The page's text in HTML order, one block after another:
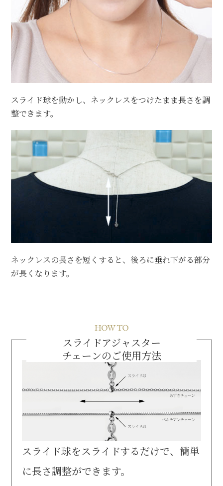
スライド球を動かし、ネックレスをつけたまま長さを調
整できます。
ネックレスの長さを短くすると、後ろに垂れ下がる部分
が長くなります。
スライドアジャスター
チェーンのご使用方法
スライド球をスライドするだけで、 簡単
に長さ調整ができます。